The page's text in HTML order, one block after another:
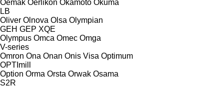
Oemak Oerlikon Okamoto Okuma
LB
Oliver Olnova Olsa Olympian
GEH GEP XQE
Olympus Omca Omec Omga
V-series
Omron Ona Onan Onis Visa Optimum
OPTImill
Option Orma Orsta Orwak Osama
S2R